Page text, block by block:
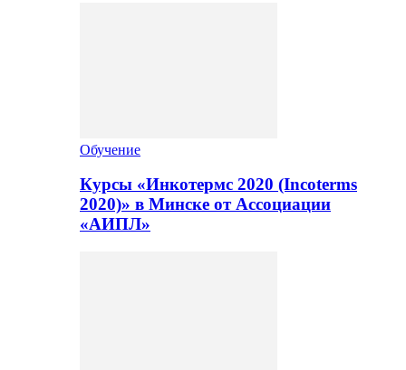
Обучение
Курсы «Инкотермс 2020 (Incoterms
2020)» в Минске от Ассоциации
«АИПЛ»